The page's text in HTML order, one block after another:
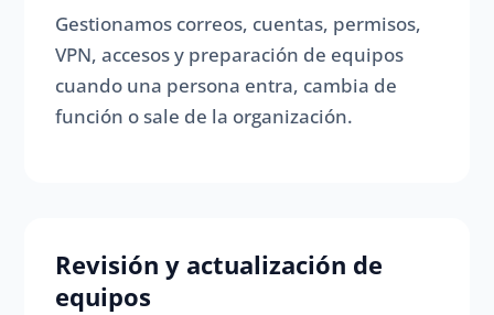
Gestionamos correos, cuentas, permisos,
VPN, accesos y preparación de equipos
cuando una persona entra, cambia de
función o sale de la organización.
Revisión y actualización de
equipos